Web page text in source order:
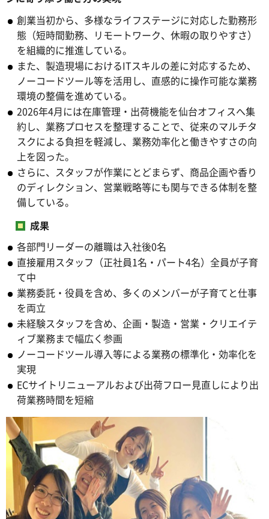
創業当初から、多様なライフステージに対応した勤務形
態（短時間勤務、リモートワーク、休暇の取りやすさ）
を組織的に推進している。
また、製造現場におけるITスキルの差に対応するため、
ノーコードツール等を活用し、直感的に操作可能な業務
環境の整備を進めている。
2026年4月には在庫管理・出荷機能を仙台オフィスへ集
約し、業務プロセスを整理することで、従来のマルチタ
スクによる負担を軽減し、業務効率化と働きやすさの向
上を図った。
さらに、スタッフが作業にとどまらず、商品企画や香り
のディレクション、営業戦略等にも関与できる体制を整
備している。
成果
各部門リーダーの離職は入社後0名
直接雇用スタッフ（正社員1名・パート4名）全員が子育
て中
業務委託・役員を含め、多くのメンバーが子育てと仕事
を両立
未経験スタッフを含め、企画・製造・営業・クリエイテ
ィブ業務まで幅広く参画
ノーコードツール導入等による業務の標準化・効率化を
実現
ECサイトリニューアルおよび出荷フロー見直しにより出
荷業務時間を短縮